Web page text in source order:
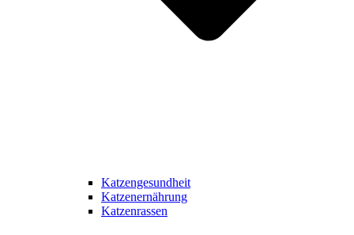
Katzengesundheit
Katzenernährung
Katzenrassen